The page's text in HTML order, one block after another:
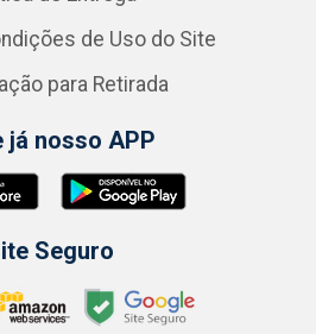
de Uso do Site
para Retirada
já nosso APP
Seguro